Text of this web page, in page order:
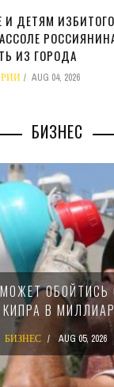
И ДЕТЯМ
ИЗ ГОРОДА
AUG 04, 2026
БИЗНЕС
ОБОЙТИСЬ
КИПРА В
БИЗНЕС AUG 05, 2026